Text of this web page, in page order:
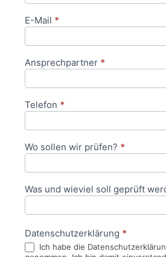
E-Mail *
Ansprechpartner *
Telefon *
Wo sollen wir prüfen? *
Was und wieviel soll geprüft
Datenschutzerklärung *
Ich habe die